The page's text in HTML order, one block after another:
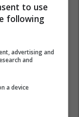
to use
following
advertising and
and
a device